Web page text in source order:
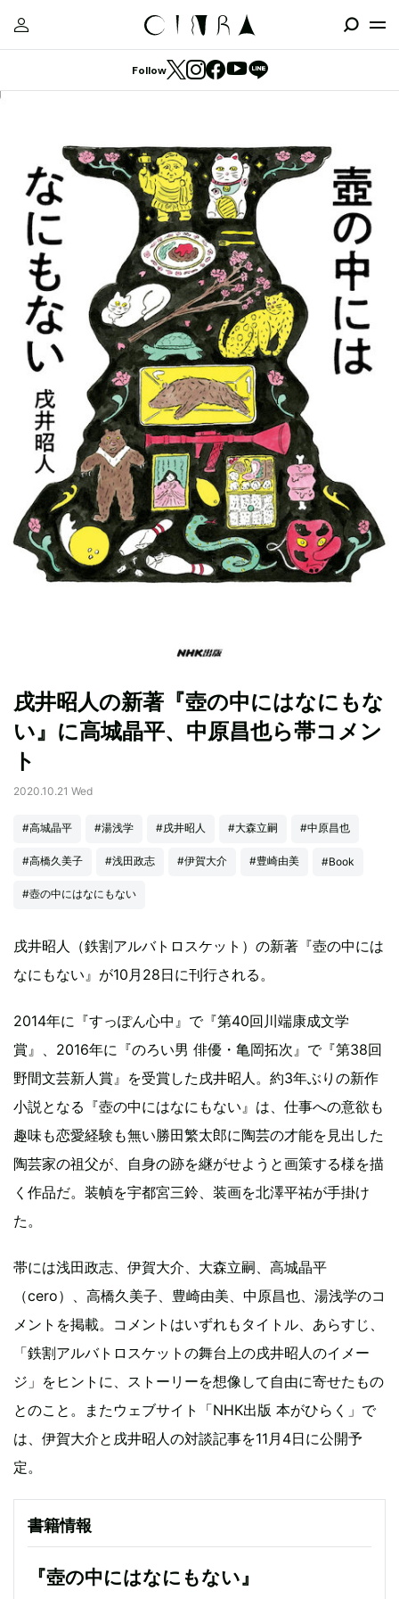
Follow
戌井昭人の新著『壺の中にはなにもな
い』に高城晶平、中原昌也ら帯コメン
ト
2020.10.21 Wed
#高城晶平 #湯浅学 #戌井昭人 #大森立嗣 #中原昌也
#高橋久美子 #浅田政志 #伊賀大介 #豊崎由美 #Book
#壺の中にはなにもない
戌井昭人（鉄割アルバトロスケット）の新著『壺の中には
なにもない』が10月28日に刊行される。
2014年に『すっぽん心中』で『第40回川端康成文学
賞』、2016年に『のろい男 俳優・亀岡拓次』で『第38回
野間文芸新人賞』を受賞した戌井昭人。約3年ぶりの新作
小説となる『壺の中にはなにもない』は、仕事への意欲も
趣味も恋愛経験も無い勝田繁太郎に陶芸の才能を見出した
陶芸家の祖父が、自身の跡を継がせようと画策する様を描
く作品だ。装幀を宇都宮三鈴、装画を北澤平祐が手掛け
た。
帯には浅田政志、伊賀大介、大森立嗣、高城晶平
（cero）、高橋久美子、豊崎由美、中原昌也、湯浅学のコ
メントを掲載。コメントはいずれもタイトル、あらすじ、
「鉄割アルバトロスケットの舞台上の戌井昭人のイメー
ジ」をヒントに、ストーリーを想像して自由に寄せたもの
とのこと。またウェブサイト「NHK出版 本がひらく」で
は、伊賀大介と戌井昭人の対談記事を11月4日に公開予
定。
書籍情報
『壺の中にはなにもない』